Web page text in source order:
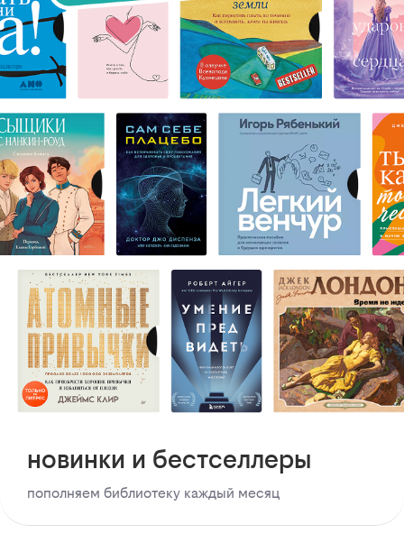
новинки и бестселлеры
пополняем библиотеку каждый месяц